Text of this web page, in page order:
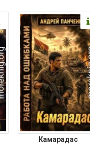
Камарадас